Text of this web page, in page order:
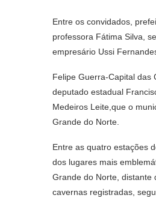
Entre os convidados,
professora Fátima Silva,
empresário Ussi
Felipe Guerra-Capital das
deputado estadual
Medeiros Leite,que o
Grande do Norte.
Entre as quatro estações
dos lugares mais
Grande do Norte, distante
cavernas registradas,